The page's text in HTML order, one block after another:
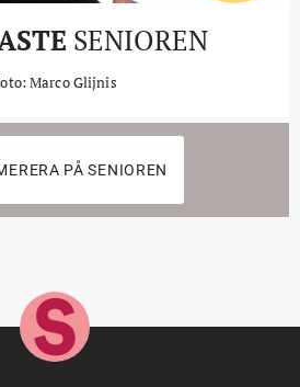
SENIOREN
Marco Glijnis
PÅ SENIOREN